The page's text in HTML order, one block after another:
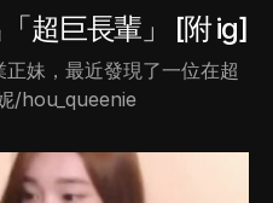
超巨長輩」 [附 ig]
妹，最近發現了一位在超
/hou_queenie